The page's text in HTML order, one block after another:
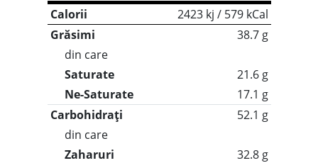
Calorii
2423 kj / 579 kCal
Grăsimi
38.7 g
din care
Saturate
21.6 g
Ne-Saturate
17.1 g
Carbohidrați
52.1 g
din care
Zaharuri
32.8 g